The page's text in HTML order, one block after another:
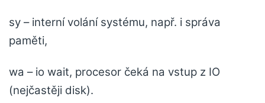
sy – interní volání systému, např. i správa
paměti,
wa – io wait, procesor čeká na vstup z IO
(nejčastěji disk).